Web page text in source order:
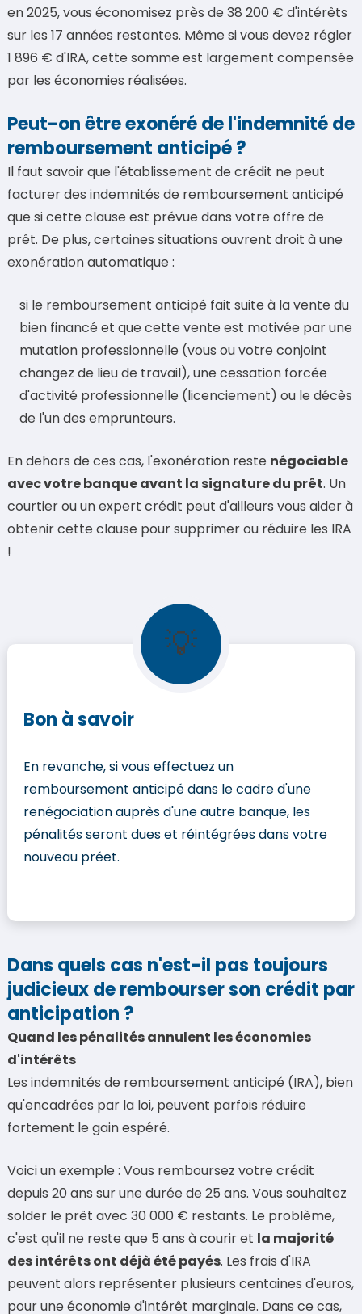
en 2025, vous économisez près de 38 200 € d'intérêts
sur les 17 années restantes. Même si vous devez régler
1 896 € d'IRA, cette somme est largement compensée
par les économies réalisées.
Peut-on être exonéré de l'indemnité de
remboursement anticipé ?
Il faut savoir que l'établissement de crédit ne peut
facturer des indemnités de remboursement anticipé
que si cette clause est prévue dans votre offre de
prêt. De plus, certaines situations ouvrent droit à une
exonération automatique :
si le remboursement anticipé fait suite à la vente du
bien financé et que cette vente est motivée par une
mutation professionnelle (vous ou votre conjoint
changez de lieu de travail), une cessation forcée
d'activité professionnelle (licenciement) ou le décès
de l'un des emprunteurs.
En dehors de ces cas, l'exonération reste négociable
avec votre banque avant la signature du prêt. Un
courtier ou un expert crédit peut d'ailleurs vous aider à
obtenir cette clause pour supprimer ou réduire les IRA
!
💡
Bon à savoir
En revanche, si vous effectuez un
remboursement anticipé dans le cadre d'une
renégociation auprès d'une autre banque, les
pénalités seront dues et réintégrées dans votre
nouveau préet.
Dans quels cas n'est-il pas toujours
judicieux de rembourser son crédit par
anticipation ?
Quand les pénalités annulent les économies
d'intérêts
Les indemnités de remboursement anticipé (IRA), bien
qu'encadrées par la loi, peuvent parfois réduire
fortement le gain espéré.
Voici un exemple : Vous remboursez votre crédit
depuis 20 ans sur une durée de 25 ans. Vous souhaitez
solder le prêt avec 30 000 € restants. Le problème,
c'est qu'il ne reste que 5 ans à courir et la majorité
des intérêts ont déjà été payés. Les frais d'IRA
peuvent alors représenter plusieurs centaines d'euros,
pour une économie d'intérêt marginale. Dans ce cas,